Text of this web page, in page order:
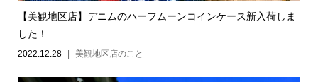
【美観地区店】デニムのハーフムーンコインケース新入荷しま
した！
2022.12.28 美観地区店のこと